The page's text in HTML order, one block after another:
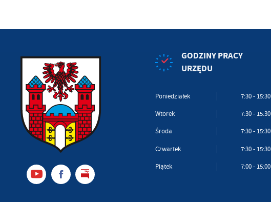
GODZINY PRACY
URZĘDU
Poniedziałek 7:30 - 15:30
Wtorek 7:30 - 15:30
Środa 7:30 - 15:30
Czwartek 7:30 - 15:30
Piątek 7:00 - 15:00